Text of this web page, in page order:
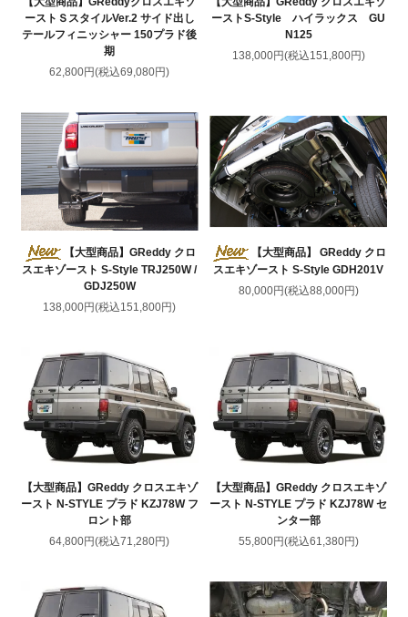
ーストＳスタイルVer.2 サイド出し
テールフィニッシャー 150プラド後
期
62,800円(税込69,080円)
ーストS-Style ハイラックス GU
N125
138,000円(税込151,800円)
【大型商品】GReddy クロ
スエキゾースト S-Style TRJ250W /
GDJ250W
138,000円(税込151,800円)
【大型商品】 GReddy クロ
スエキゾースト S-Style GDH201V
80,000円(税込88,000円)
【大型商品】GReddy クロスエキゾ
ースト N-STYLE プラド KZJ78W フ
ロント部
64,800円(税込71,280円)
【大型商品】GReddy クロスエキゾ
ースト N-STYLE プラド KZJ78W セ
ンター部
55,800円(税込61,380円)